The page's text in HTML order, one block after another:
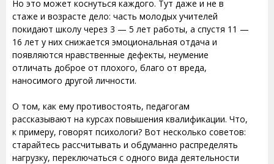
Но это может коснуться каждого. Тут даже и не в
стаже и возрасте дело: часть молодых учителей
покидают школу через 3 — 5 лет работы, а спустя 11 —
16 лет у них снижается эмоциональная отдача и
появляются нравственные дефекты, неумение
отличать доброе от плохого, благо от вреда,
наносимого другой личности.
О том, как ему противостоять, педагогам
рассказывают на курсах повышения квалификации. Что,
к примеру, говорят психологи? Вот несколько советов:
старайтесь рассчитывать и обдуманно распределять
нагрузку, переключаться с одного вида деятельности